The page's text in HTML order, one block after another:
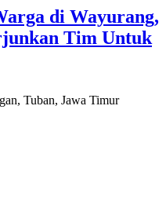
di Wayurang,
Tim Untuk
Tuban, Jawa Timur